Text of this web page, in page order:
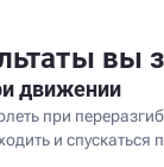
вы
движении
при
и спускаться